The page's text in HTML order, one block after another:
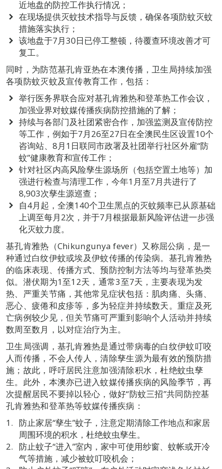
近地盘的防控工作执行情况；
在现场提供灭蚊技术指导与反馈，确保各项防蚊灭蚊
措施落实执行；
该地盘于7月30日已停工整顿，待覆查环境改善才可
复工。
同时，为防范基孔肯亚热在本澳传播，卫生局持续加强
各项防蚊灭蚊及宣传教育工作，包括：
举行医务界联合应对基孔肯雅热和登革热工作会议，
加强业界对蚊媒传播疾病防控措施的了解；
持续与各部门及社团紧密合作，加强监测及宣传防控
等工作，例如于7月26至27日在全澳民生区设置10个
咨询站、8月1日联同市政署及社团举行社区外雇“防
蚊”健康教育和宣传工作；
针对社区内高风险孳生源场所（包括空置土地等）加
强进行检查与清理工作，今年1月至7月共进行了
8,903次孳生源巡查；
自4月起，全澳140个卫生黑点的灭蚊频率已从原基础
上调至每月2次，并于7月根据最新风险评估进一步强
化灭蚊力度。
基孔肯雅热（Chikungunya fever）又称屈公病，是一
种通过白纹伊蚊或埃及伊蚊传播的传染病。基孔肯雅热
的临床表现、传播方式、预防控制方法等均与登革热类
似。潜伏期为1至12天，通常3至7天，主要表现为发
热、严重关节痛，其他常见症状包括：肌肉痛、头痛、
恶心、疲倦和皮疹等，多为轻症并持续数天。重症及死
亡病例较少见，但关节痛可严重到影响个人活动并持续
数周至数月，以对症治疗为主。
卫生局强调，基孔肯雅热是通过带病毒的白纹伊蚊叮咬
人而传播，不会人传人，清除孳生源为最有效的预防措
施；故此，呼吁居民注意加强清除积水，杜绝蚊虫孳
生。此外，本澳亦已进入蚊媒传播疾病的风险季节，再
次提醒居民不要掉以轻心，做好“防蚊三招”共同防控基
孔肯雅热和登革热等蚊媒传播疾病：
防止家居“孳生”蚊子，注意定期清除工作地点和家居
周围环境的积水，杜绝蚊虫孳生。
防止蚊子“进入”室内，家中可使用纱窗、蚊帐或开冷
气等措施，减少被蚊叮咬机会；